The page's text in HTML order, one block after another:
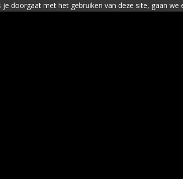
doorgaat met het gebruiken van deze site, gaan we